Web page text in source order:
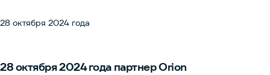
28 октября 2024 года
28 октября 2024 года партнер Orion